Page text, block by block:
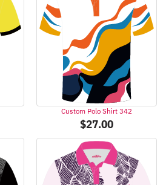
Custom Polo Shirt 342
$27.00